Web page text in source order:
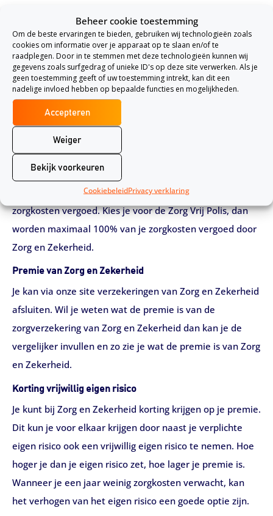
Beheer cookie toestemming
Om de beste ervaringen te bieden, gebruiken wij technologieën zoals
cookies om informatie over je apparaat op te slaan en/of te
raadplegen. Door in te stemmen met deze technologieën kunnen wij
gegevens zoals surfgedrag of unieke ID's op deze site verwerken. Als je
geen toestemming geeft of uw toestemming intrekt, kan dit een
nadelige invloed hebben op bepaalde functies en mogelijkheden.
Accepteren
Weiger
Bekijk voorkeuren
CookiebeleidPrivacy verklaring
zorgverleners waaronder ziekenhuizen en
huisartspraktijken, zodat jij kan profiteren van optimale
zorg in Nederland. Naast het gebruikmaken van
gecontracteerde zorgverleners kun je ook gebruik maken
van niet-gecontracteerde zorgverleners. Er zit dan echter
wel verschil in de vergoeding die je krijgt voor de zorg. De
vergoeding die je uitgekeerd krijgt bij gebruikmaking van
niet-gecontracteerde zorgverleners is afhankelijk van
welke basisverzekering je neemt. Kies je bijvoorbeeld
voor de Zorg Gemak Polis, dan worden 75% van de
zorgkosten vergoed. Kies je voor de Zorg Vrij Polis, dan
worden maximaal 100% van je zorgkosten vergoed door
Zorg en Zekerheid.
Premie van Zorg en Zekerheid
Je kan via onze site verzekeringen van Zorg en Zekerheid
afsluiten. Wil je weten wat de premie is van de
zorgverzekering van Zorg en Zekerheid dan kan je de
vergelijker invullen en zo zie je wat de premie is van Zorg
en Zekerheid.
Korting vrijwillig eigen risico
Je kunt bij Zorg en Zekerheid korting krijgen op je premie.
Dit kun je voor elkaar krijgen door naast je verplichte
eigen risico ook een vrijwillig eigen risico te nemen. Hoe
hoger je dan je eigen risico zet, hoe lager je premie is.
Wanneer je een jaar weinig zorgkosten verwacht, kan
het verhogen van het eigen risico een goede optie zijn.